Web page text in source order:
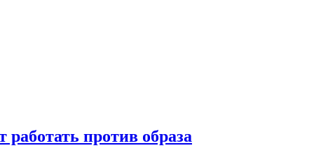
против образа